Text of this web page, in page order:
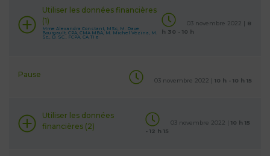
Utiliser les données financières
(1)
Mme Alexandra Constant, MSc, M. Dave
Bourgault, CPA, CMA MBA, M. Michel Vézina, M.
Sc., D. SC., FCPA, CA.TI e
03 novembre 2022 | 8
h 30 - 10 h
Pause
03 novembre 2022 | 10 h - 10 h 15
Utiliser les données
financières (2)
03 novembre 2022 |10 h 15
- 12 h 15